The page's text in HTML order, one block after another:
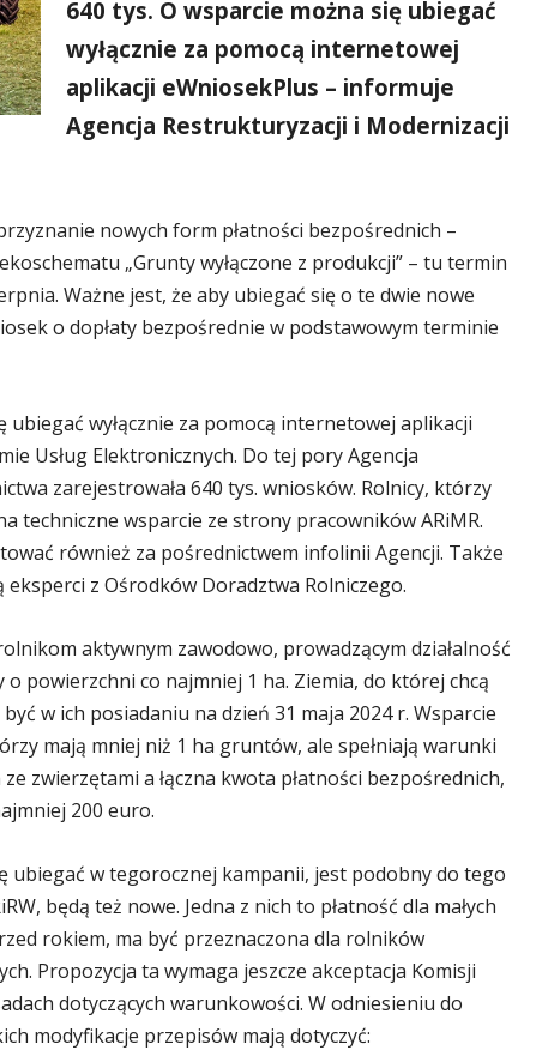
640 tys. O wsparcie można się ubiegać
wyłącznie za pomocą internetowej
aplikacji eWniosekPlus – informuje
Agencja Restrukturyzacji i Modernizacji
nowych form płatności bezpośrednich –
„Grunty wyłączone z produkcji” – tu termin
Ważne jest, że aby ubiegać się o te dwie nowe
o dopłaty bezpośrednie w podstawowym terminie
wyłącznie za pomocą internetowej aplikacji
Usług Elektronicznych. Do tej pory Agencja
zarejestrowała 640 tys. wniosków. Rolnicy, którzy
techniczne wsparcie ze strony pracowników ARiMR.
również za pośrednictwem infolinii Agencji. Także
eksperci z Ośrodków Doradztwa Rolniczego.
aktywnym zawodowo, prowadzącym działalność
powierzchni co najmniej 1 ha. Ziemia, do której chcą
w ich posiadaniu na dzień 31 maja 2024 r. Wsparcie
mają mniej niż 1 ha gruntów, ale spełniają warunki
zwierzętami a łączna kwota płatności bezpośrednich,
200 euro.
ubiegać w tegorocznej kampanii, jest podobny do tego
będą też nowe. Jedna z nich to płatność dla małych
rokiem, ma być przeznaczona dla rolników
Propozycja ta wymaga jeszcze akceptacja Komisji
dotyczących warunkowości. W odniesieniu do
modyfikacje przepisów mają dotyczyć: